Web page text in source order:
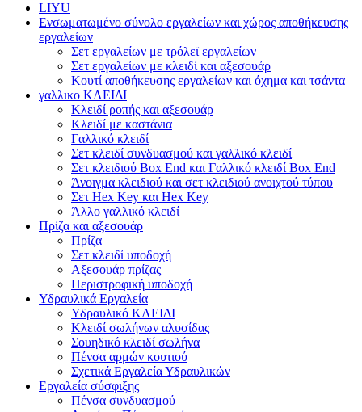
LIYU
Ενσωματωμένο σύνολο εργαλείων και χώρος αποθήκευσης
εργαλείων
Σετ εργαλείων με τρόλεϊ εργαλείων
Σετ εργαλείων με κλειδί και αξεσουάρ
Κουτί αποθήκευσης εργαλείων και όχημα και τσάντα
γαλλικο ΚΛΕΙΔΙ
Κλειδί ροπής και αξεσουάρ
Κλειδί με καστάνια
Γαλλικό κλειδί
Σετ κλειδί συνδυασμού και γαλλικό κλειδί
Σετ κλειδιού Box End και Γαλλικό κλειδί Box End
Άνοιγμα κλειδιού και σετ κλειδιού ανοιχτού τύπου
Σετ Hex Key και Hex Key
Άλλο γαλλικό κλειδί
Πρίζα και αξεσουάρ
Πρίζα
Σετ κλειδί υποδοχή
Αξεσουάρ πρίζας
Περιστροφική υποδοχή
Υδραυλικά Εργαλεία
Υδραυλικό ΚΛΕΙΔΙ
Κλειδί σωλήνων αλυσίδας
Σουηδικό κλειδί σωλήνα
Πένσα αρμών κουτιού
Σχετικά Εργαλεία Υδραυλικών
Εργαλεία σύσφιξης
Πένσα συνδυασμού